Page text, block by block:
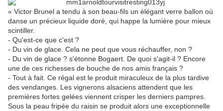
« Victor Brunel a tendu à son beau-fils un élégant verre ballon où
danse un précieux liquide doré, qui happe la lumière pour mieux
scintiller.
- Qu'est-ce que c'est ?
- Du vin de glace. Cela ne peut que vous réchauffer, non ?
- Du vin de glace ? s'étonne Bogaert. De quoi s'agit-il ? Encore
une de ces richesses de bouche de nos amis français ?
- Tout à fait. Ce régal est le produit miraculeux de la plus tardive
des vendanges. Les vignerons alsaciens attendent que les
premières fortes gelées viennent crisper les derniers pampres.
Sous la peau fripée du raisin se produit alors une exceptionnelle